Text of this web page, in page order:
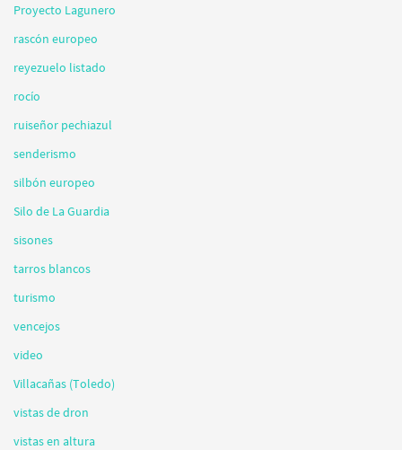
Proyecto Lagunero
rascón europeo
reyezuelo listado
rocío
ruiseñor pechiazul
senderismo
silbón europeo
Silo de La Guardia
sisones
tarros blancos
turismo
vencejos
video
Villacañas (Toledo)
vistas de dron
vistas en altura